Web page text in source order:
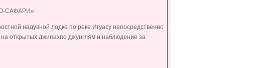
САФАРИ»:
надувной лодке по реке Игуасу непосредственно
открытых джипахпо джунглям и наблюдение за